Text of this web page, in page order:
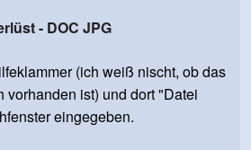
- DOC JPG
(ich weiß nischt, ob das
vorhanden ist) und dort "Datei
eingegeben.